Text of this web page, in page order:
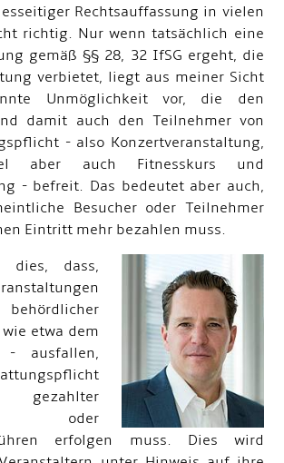
Rechtsauffassung in vielen
richtig. Nur wenn tatsächlich eine
gemäß §§ 28, 32 IfSG ergeht, die
verbietet, liegt aus meiner Sicht
Unmöglichkeit vor, die den
damit auch den Teilnehmer von
- also Konzertveranstaltung,
aber auch Fitnesskurs und
- befreit. Das bedeutet aber auch,
Besucher oder Teilnehmer
Eintritt mehr bezahlen muss.
dies, dass,
etwa dem
- ausfallen,
oder
erfolgen muss. Dies wird